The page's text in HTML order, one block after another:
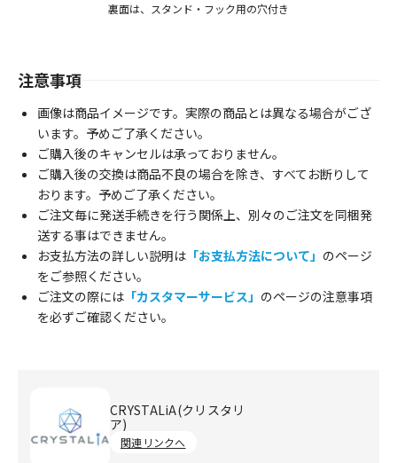
裏面は、スタンド・フック用の穴付き
注意事項
画像は商品イメージです。実際の商品とは異なる場合がござ
います。予めご了承ください。
ご購入後のキャンセルは承っておりません。
ご購入後の交換は商品不良の場合を除き、すべてお断りして
おります。予めご了承ください。
ご注文毎に発送手続きを行う関係上、別々のご注文を同梱発
送する事はできません。
お支払方法の詳しい説明は 「お支払方法について」 のページ
をご参照ください。
ご注文の際には 「カスタマーサービス」 のページの注意事項
を必ずご確認ください。
CRYSTALiA(クリスタリ
ア)
関連リンクへ